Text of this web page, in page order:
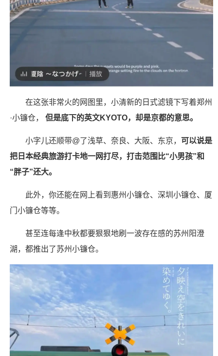
在这张非常火的网图里，小清新的日式滤镜下写着郑州
·小镰仓， 但是底下的英文KYOTO，却是京都的意思。
小字儿还顺带@了浅草、奈良、大阪、东京， 可以说是
把日本经典旅游打卡地一网打尽，打击范围比“小男孩”和
“胖子”还大。
此外，你还能在网上看到惠州小镰仓、深圳小镰仓、厦
门小镰仓等等。
甚至连每逢中秋都要狠狠地刷一波存在感的苏州阳澄
湖，都推出了苏州小镰仓。